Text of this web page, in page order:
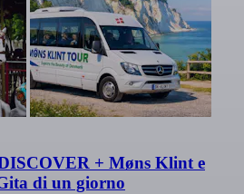
+ Møns Klint e
di un giorno